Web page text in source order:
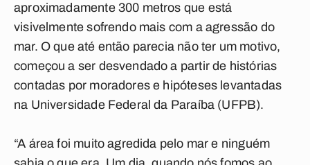
aproximadamente 300 metros que está
visivelmente sofrendo mais com a agressão do
mar. O que até então parecia não ter um motivo,
começou a ser desvendado a partir de histórias
contadas por moradores e hipóteses levantadas
na Universidade Federal da Paraíba (UFPB).
“A área foi muito agredida pelo mar e ninguém